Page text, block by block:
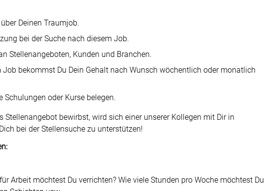
Deinen Traumjob.
bei der Suche nach diesem Job.
Stellenangeboten, Kunden und Branchen.
Job bekommst Du Dein Gehalt nach Wunsch wöchentlich oder monatlich
Schulungen oder Kurse belegen.
Stellenangebot bewirbst, wird sich einer unserer Kollegen mit Dir in
bei der Stellensuche zu unterstützen!
Arbeit möchtest Du verrichten? Wie viele Stunden pro Woche möchtest Du